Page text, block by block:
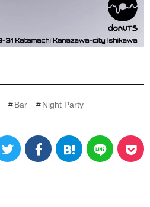
Bar Night Party